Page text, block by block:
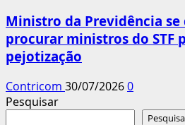
Ministro da Previdência se
procurar ministros do STF
pejotização
Contricom 30/07/20260
Pesquisar